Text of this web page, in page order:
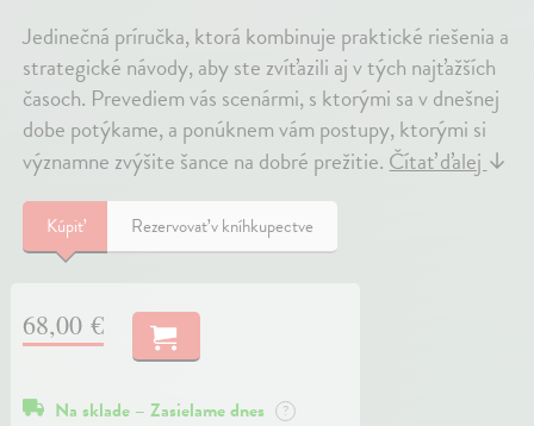
Jedinečná príručka, ktorá kombinuje praktické riešenia a
strategické návody, aby ste zvíťazili aj v tých najťažších
časoch. Prevediem vás scenármi, s ktorými sa v dnešnej
dobe potýkame, a ponúknem vám postupy, ktorými si
významne zvýšite šance na dobré prežitie. Čítať ďalej ↓
Kúpiť Rezervovať v kníhkupectve
68,00 €
Na sklade – Zasielame dnes ?